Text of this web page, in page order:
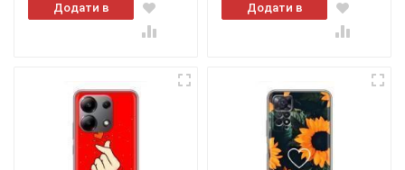
Додати в
кошик
Додати в
кошик